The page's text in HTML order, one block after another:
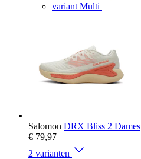
variant Multi
Salomon DRX Bliss 2 Dames
€ 79,97
2 varianten